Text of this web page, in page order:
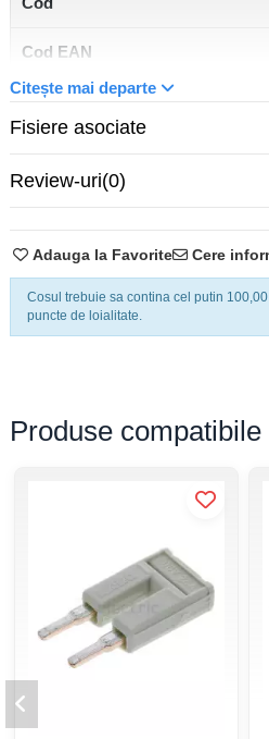
Adauga la Favorite
Cosul trebuie sa contina cel putin
puncte de loialitate.
Cere
Cod EAN
Nivel
Tip clemă șir
Tensiune nominală la
supratensiune
Putere disipată
Categoria de supratensiune
Secțiune transversală nominală
Secțiunea transversală a
conductorului rigidă
Secțiune transversală AWG
Citește mai departe
Fisiere asociate
Review-uri(0)
Produse compatibile